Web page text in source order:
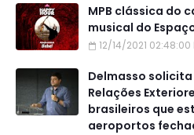
MPB clássica do
musical do
12/14/2021 02:48:00
Delmasso
Relações
brasileiros que
aeroportos